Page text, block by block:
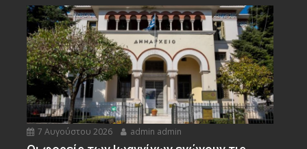
7 Αυγούστου 2026 admin admin